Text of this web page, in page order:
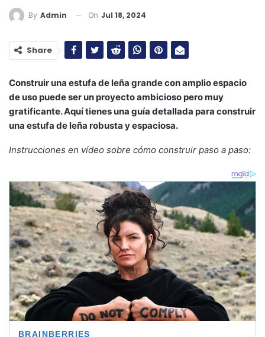
By Admin On Jul 18, 2024
Share
Construir una estufa de leña grande con amplio espacio
de uso puede ser un proyecto ambicioso pero muy
gratificante. Aquí tienes una guía detallada para construir
una estufa de leña robusta y espaciosa.
Instrucciones en vídeo sobre cómo construir paso a paso: